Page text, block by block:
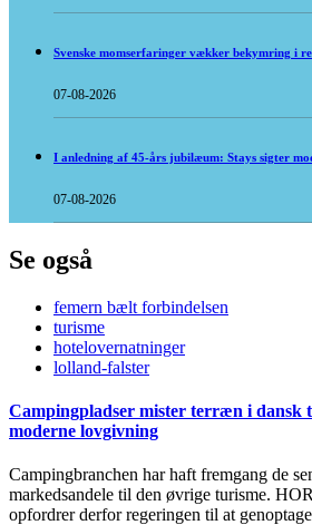
Svenske momserfaringer vækker bekymring i
07-08-2026
I anledning af 45-års jubilæum: Stays sigter
07-08-2026
Se også
femern bælt forbindelsen
turisme
hotelovernatninger
lolland-falster
Campingpladser mister terræn i dansk
moderne lovgivning
Campingbranchen har haft fremgang de
markedsandele til den øvrige turisme.
opfordrer derfor regeringen til at